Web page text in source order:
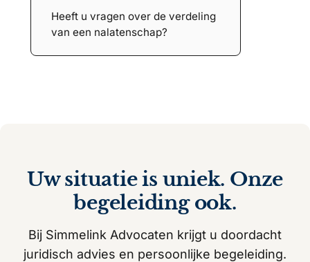
Heeft u vragen over de verdeling
van een nalatenschap?
Uw situatie is uniek. Onze
begeleiding ook.
Bij Simmelink Advocaten krijgt u doordacht
juridisch advies en persoonlijke begeleiding.